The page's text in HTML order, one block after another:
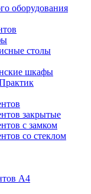
оборудования
столы
шкафы
закрытые
с замком
со стеклом
A4